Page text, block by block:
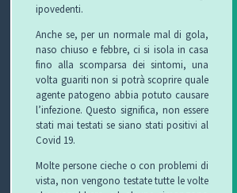
ipovedenti.
Anche se, per un normale mal di gola,
naso chiuso e febbre, ci si isola in casa
fino alla scomparsa dei sintomi, una
volta guariti non si potrà scoprire quale
agente patogeno abbia potuto causare
l’infezione. Questo significa, non essere
stati mai testati se siano stati positivi al
Covid 19.
Molte persone cieche o con problemi di
vista, non vengono testate tutte le volte